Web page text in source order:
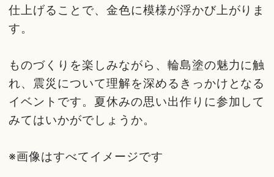
仕上げることで、金色に模様が浮かび上がりま
す。
ものづくりを楽しみながら、輪島塗の魅力に触
れ、震災について理解を深めるきっかけとなる
イベントです。夏休みの思い出作りに参加して
みてはいかがでしょうか。
※画像はすべてイメージです